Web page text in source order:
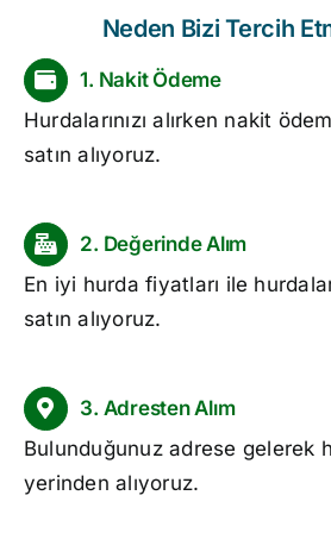
Neden Bizi Tercih
1. Nakit Ödeme
Hurdalarınızı alırken nakit
satın alıyoruz.
2. Değerinde Alım
En iyi hurda fiyatları ile
satın alıyoruz.
3. Adresten Alım
Bulunduğunuz adrese gelerek
yerinden alıyoruz.